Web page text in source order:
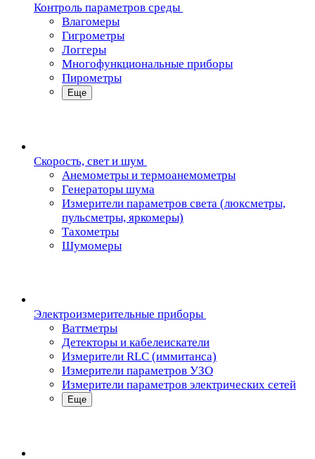
Контроль параметров среды
Влагомеры
Гигрометры
Логгеры
Многофункциональные приборы
Пирометры
Еще
Скорость, свет и шум
Анемометры и термоанемометры
Генераторы шума
Измерители параметров света (люксметры,
пульсметры, яркомеры)
Тахометры
Шумомеры
Электроизмерительные приборы
Ваттметры
Детекторы и кабелеискатели
Измерители RLC (иммитанса)
Измерители параметров УЗО
Измерители параметров электрических сетей
Еще